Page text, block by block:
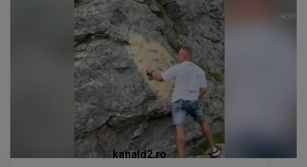
kanald2.ro